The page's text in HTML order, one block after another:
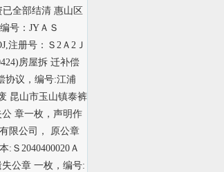
全部结清 惠山区
号：JYＡＳ
注册号：Ｓ2Ａ2Ｊ
房屋拆 迁补偿
协议，编号:江浦
昆山市玉山镇泰裤
章一枚，声明作
限公司， 原公章
Ｓ2040400020Ａ
失公章 一枚，编号: